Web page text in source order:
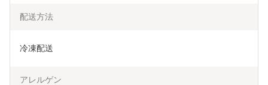
配送方法
冷凍配送
アレルゲン